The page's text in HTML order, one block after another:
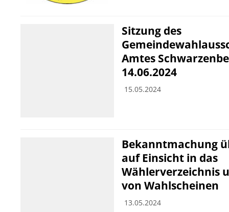
Sitzung des
Amtes
14.06.2024
15.05.2024
Bekanntmachung
auf Einsicht in das
Wählerverzeichnis
von Wahlscheinen
13.05.2024